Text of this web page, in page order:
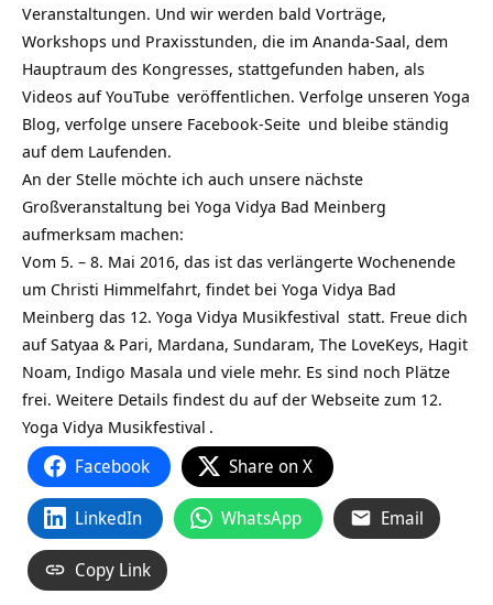
Veranstaltungen. Und wir werden bald Vorträge,
Workshops und Praxisstunden, die im Ananda-Saal, dem
Hauptraum des Kongresses, stattgefunden haben, als
Videos aufYouTube veröffentlichen. Verfolge unseren Yoga
Blog, verfolge unsere Facebook-Seite und bleibe ständig
auf dem Laufenden.
An der Stelle möchte ich auch unsere nächste
Großveranstaltung bei Yoga Vidya Bad Meinberg
aufmerksam machen:
Vom 5. – 8. Mai 2016, das ist das verlängerte Wochenende
um Christi Himmelfahrt, findet bei Yoga Vidya Bad
Meinberg das 12. Yoga Vidya Musikfestival statt. Freue dich
auf Satyaa & Pari, Mardana, Sundaram, The LoveKeys, Hagit
Noam, Indigo Masala und viele mehr. Es sind noch Plätze
frei. Weitere Details findest du auf der Webseite zum 12.
Yoga Vidya Musikfestival .
Facebook Share on X
LinkedIn WhatsApp Email
Copy Link